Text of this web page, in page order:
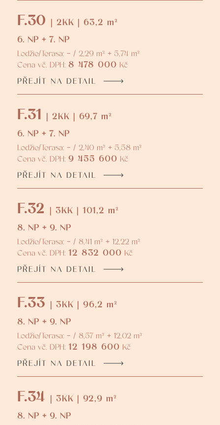
F.30 | 2KK | 63,2 m²
6. NP + 7. NP
Lodžie/Terasa: - / 2,29 m² + 5,74 m²
Cena vč. DPH: 8 478 000 Kč
PŘEJÍT NA DETAIL
F.31 | 2KK | 69,7 m²
6. NP + 7. NP
Lodžie/Terasa: - / 2,40 m² + 5,58 m²
Cena vč. DPH: 9 455 600 Kč
PŘEJÍT NA DETAIL
F.32
| 3KK | 101,2 m²
8. NP + 9. NP
Lodžie/Terasa: - / 8,41 m² + 12,22 m²
Cena vč. DPH: 12 832 000 Kč
PŘEJÍT NA DETAIL
F.33 | 3KK | 96,2 m²
8. NP + 9. NP
Lodžie/Terasa: - / 8,57 m² + 12,02 m²
Cena vč. DPH: 12 198 600 Kč
PŘEJÍT NA DETAIL
F.34 | 3KK | 92,9 m²
8. NP + 9. NP